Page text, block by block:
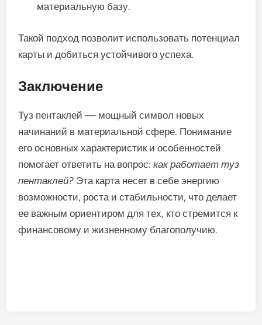
материальную базу.
Такой подход позволит использовать потенциал
карты и добиться устойчивого успеха.
Заключение
Туз пентаклей — мощный символ новых
начинаний в материальной сфере. Понимание
его основных характеристик и особенностей
помогает ответить на вопрос:как работает туз
пентаклей? Эта карта несет в себе энергию
возможности, роста и стабильности, что делает
ее важным ориентиром для тех, кто стремится к
финансовому и жизненному благополучию.